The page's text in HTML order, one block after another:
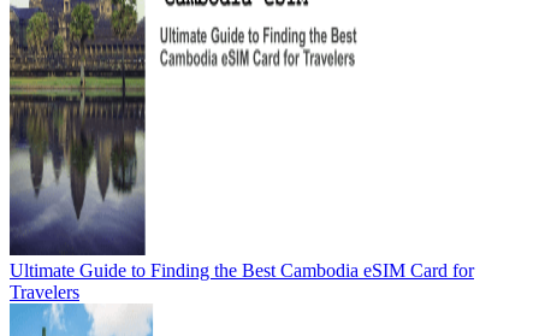
Ultimate Guide to Finding the Best Cambodia eSIM Card for
Travelers